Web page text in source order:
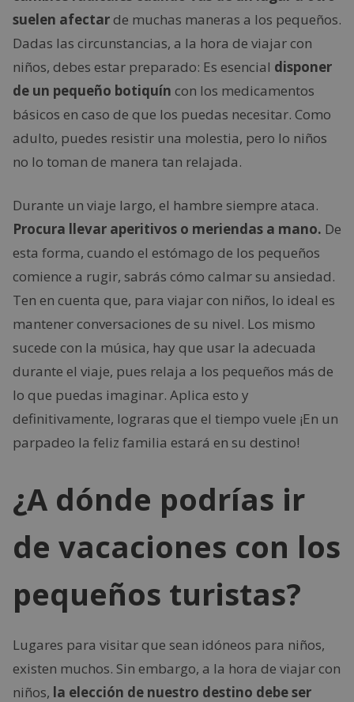
suelen afectarde muchas maneras a los pequeños.
Dadas las circunstancias, a la hora de viajar con
niños, debes estar preparado: Es esencial disponer
de un pequeño botiquín con los medicamentos
básicos en caso de que los puedas necesitar. Como
adulto, puedes resistir una molestia, pero lo niños
no lo toman de manera tan relajada.
Durante un viaje largo, el hambre siempre ataca.
Procura llevar aperitivos o meriendas a mano. De
esta forma, cuando el estómago de los pequeños
comience a rugir, sabrás cómo calmar su ansiedad.
Ten en cuenta que, para viajar con niños, lo ideal es
mantener conversaciones de su nivel. Los mismo
sucede con la música, hay que usar la adecuada
durante el viaje, pues relaja a los pequeños más de
lo que puedas imaginar. Aplica esto y
definitivamente, lograras que el tiempo vuele ¡En un
parpadeo la feliz familia estará en su destino!
¿A dónde podrías ir
de vacaciones con los
pequeños turistas?
Lugares para visitar que sean idóneos para niños,
existen muchos. Sin embargo, a la hora de viajar con
niños, la elección de nuestro destino debe ser